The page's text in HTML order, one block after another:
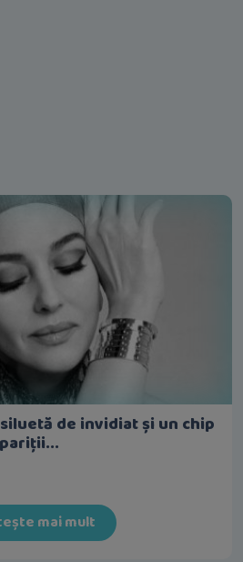
de invidiat și un chip
mai mult